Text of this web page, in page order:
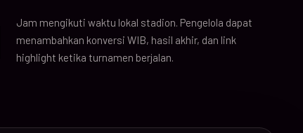
Jam mengikuti waktu lokal stadion. Pengelola dapat
menambahkan konversi WIB, hasil akhir, dan link
highlight ketika turnamen berjalan.